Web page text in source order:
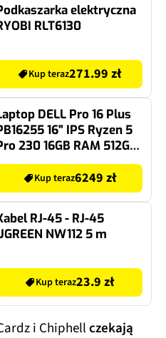
elektryczna
RLT6130
Kup teraz271.99 zł
DELL Pro 16 Plus
16" IPS Ryzen 5
230 16GB RAM 512GB
Windows 11
Professional, Funkcje AI
Kup teraz6249 zł
RJ-45 - RJ-45
NW112 5 m
Kup teraz23.9 zł
i Chiphellczekają